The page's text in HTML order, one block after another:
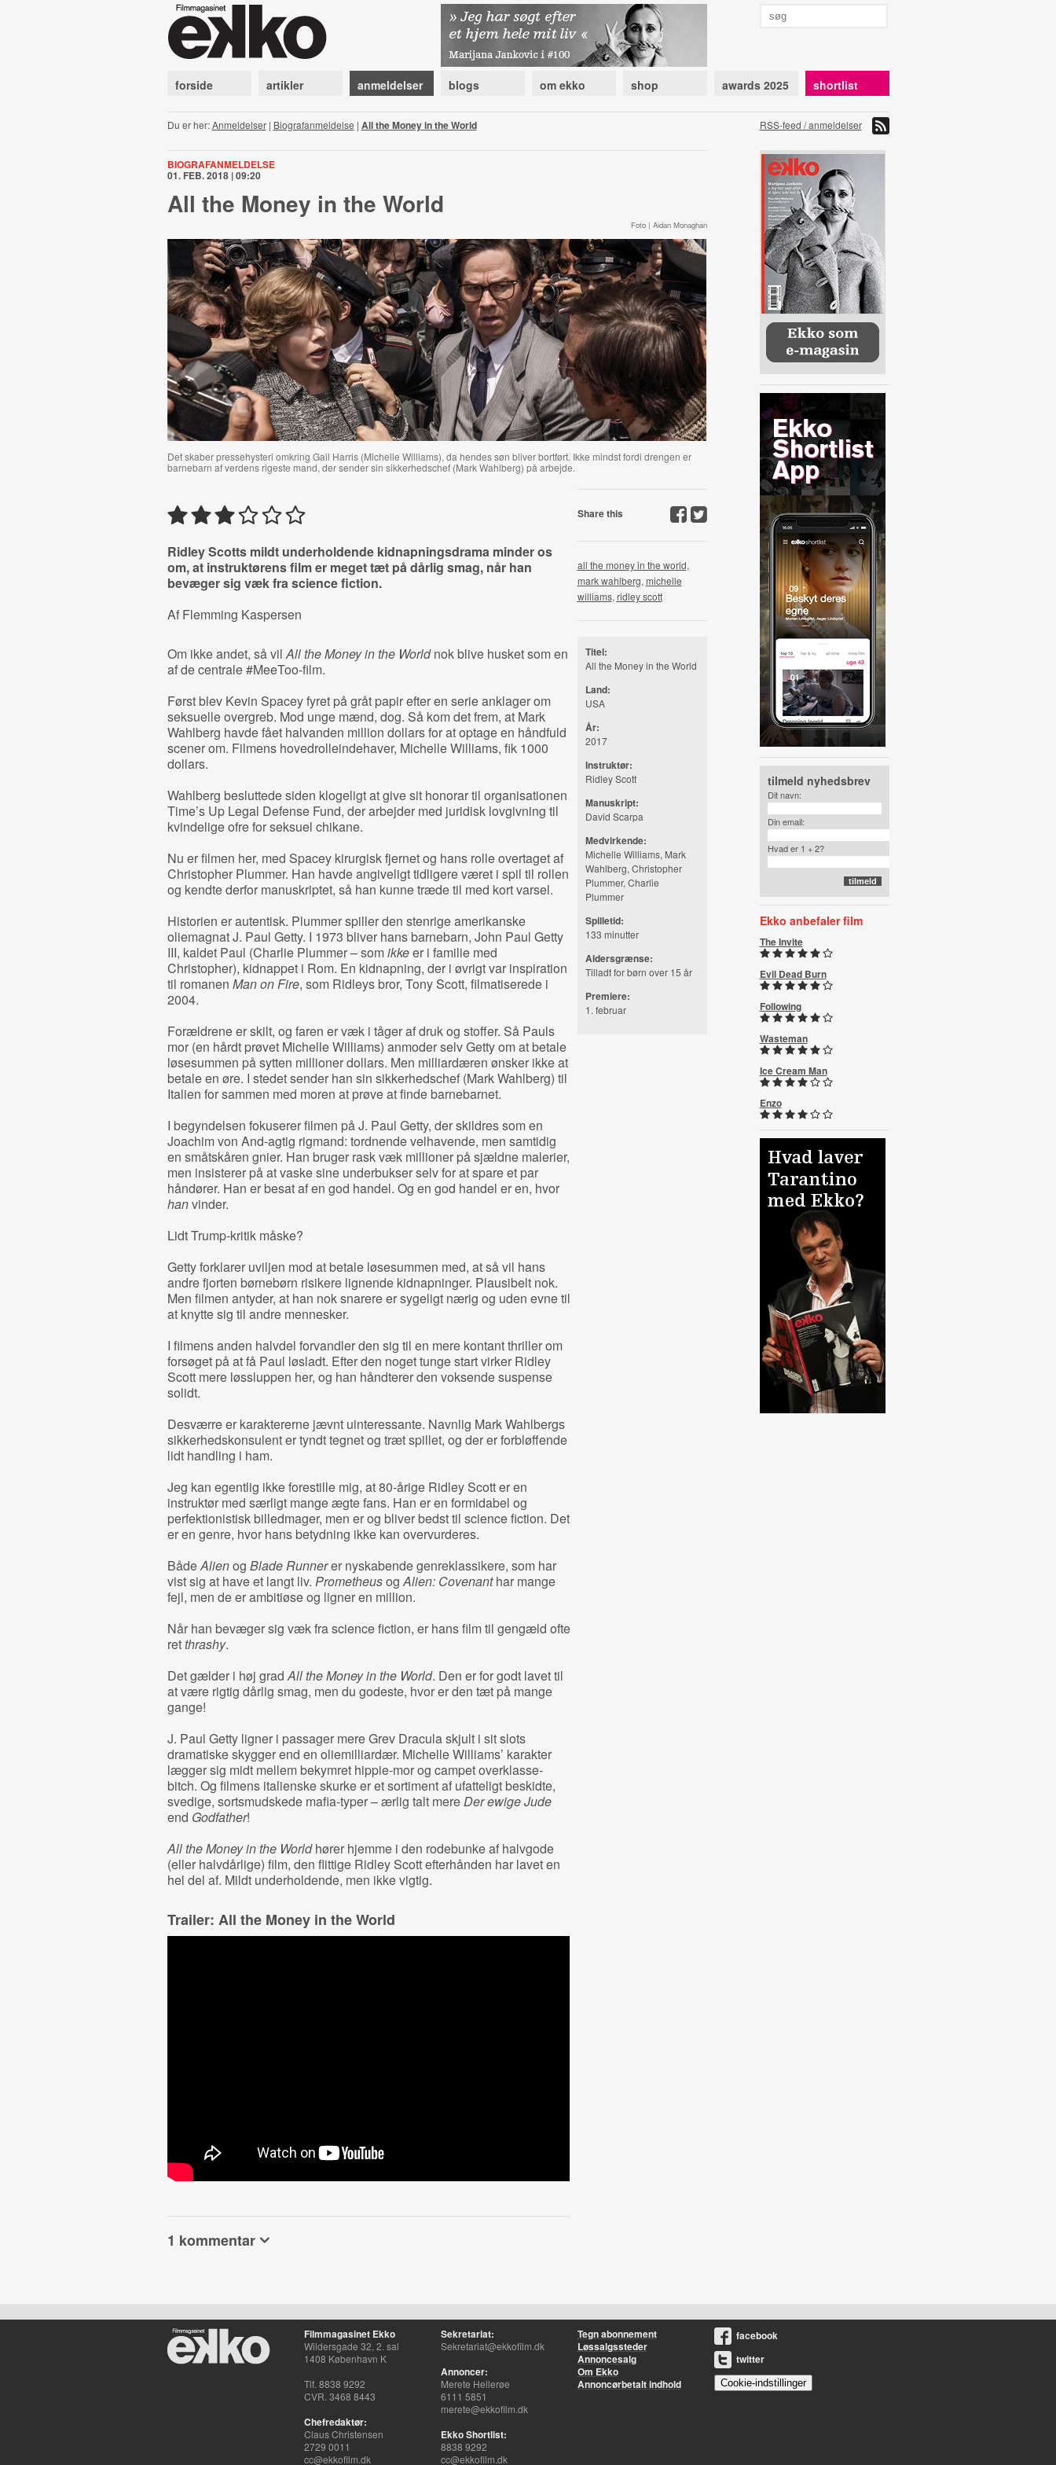
forside artikler anmeldelser blogs om ekko shop awards 2025 shortlist
Du er her:Anmeldelser| Biografanmeldelse | All the Money in the World RSS-feed / anmeldelser
BIOGRAFANMELDELSE
01. FEB. 2018 | 09:20
All the Money in the World
Foto | Aidan Monaghan
Det skaber pressehysteri omkring Gail Harris (Michelle Williams), da hendes søn bliver bortført. Ikke mindst fordi drengen er
barnebarn af verdens rigeste mand, der sender sin sikkerhedschef (Mark Wahlberg) på arbejde.
Ridley Scotts mildt underholdende kidnapningsdrama minder os
om, at instruktørens film er meget tæt på dårlig smag, når han
bevæger sig væk fra science fiction.
Af Flemming Kaspersen
Om ikke andet, så vilAll the Money in the Worldnok blive husket som en
af de centrale #MeeToo-film.
Først blev Kevin Spacey fyret på gråt papir efter en serie anklager om
seksuelle overgreb. Mod unge mænd, dog. Så kom det frem, at Mark
Wahlberg havde fået halvanden million dollars for at optage en håndfuld
scener om. Filmens hovedrolleindehaver, Michelle Williams, fik 1000
dollars.
Wahlberg besluttede siden klogeligt at give sit honorar til organisationen
Time’s Up Legal Defense Fund, der arbejder med juridisk lovgivning til
kvindelige ofre for seksuel chikane.
Nu er filmen her, med Spacey kirurgisk fjernet og hans rolle overtaget af
Christopher Plummer. Han havde angiveligt tidligere været i spil til rollen
og kendte derfor manuskriptet, så han kunne træde til med kort varsel.
Historien er autentisk. Plummer spiller den stenrige amerikanske
oliemagnat J. Paul Getty. I 1973 bliver hans barnebarn, John Paul Getty
III, kaldet Paul (Charlie Plummer – somikkeer i familie med
Christopher), kidnappet i Rom. En kidnapning, der i øvrigt var inspiration
til romanen Man on Fire, som Ridleys bror, Tony Scott, filmatiserede i
2004.
Forældrene er skilt, og faren er væk i tåger af druk og stoffer. Så Pauls
mor (en hårdt prøvet Michelle Williams) anmoder selv Getty om at betale
løsesummen på sytten millioner dollars. Men milliardæren ønsker ikke at
betale en øre. I stedet sender han sin sikkerhedschef (Mark Wahlberg) til
Italien for sammen med moren at prøve at finde barnebarnet.
I begyndelsen fokuserer filmen på J. Paul Getty, der skildres som en
Joachim von And-agtig rigmand: tordnende velhavende, men samtidig
en småtskåren gnier. Han bruger rask væk millioner på sjældne malerier,
men insisterer på at vaske sine underbukser selv for at spare et par
håndører. Han er besat af en god handel. Og en god handel er en, hvor
hanvinder.
Lidt Trump-kritik måske?
Getty forklarer uviljen mod at betale løsesummen med, at så vil hans
andre fjorten børnebørn risikere lignende kidnapninger. Plausibelt nok.
Men filmen antyder, at han nok snarere er sygeligt nærig og uden evne til
at knytte sig til andre mennesker.
I filmens anden halvdel forvandler den sig til en mere kontant thriller om
forsøget på at få Paul løsladt. Efter den noget tunge start virker Ridley
Scott mere løssluppen her, og han håndterer den voksende suspense
solidt.
Desværre er karaktererne jævnt uinteressante. Navnlig Mark Wahlbergs
sikkerhedskonsulent er tyndt tegnet og træt spillet, og der er forbløffende
lidt handling i ham.
Jeg kan egentlig ikke forestille mig, at 80-årige Ridley Scott er en
instruktør med særligt mange ægte fans. Han er en formidabel og
perfektionistisk billedmager, men er og bliver bedst til science fiction. Det
er en genre, hvor hans betydning ikke kan overvurderes.
BådeAlienog Blade Runnerer nyskabende genreklassikere, som har
vist sig at have et langt liv. PrometheusogAlien: Covenanthar mange
fejl, men de er ambitiøse og ligner en million.
Når han bevæger sig væk fra science fiction, er hans film til gengæld ofte
retthrashy.
Det gælder i høj gradAll the Money in the World. Den er for godt lavet til
at være rigtig dårlig smag, men du godeste, hvor er den tæt på mange
gange!
J. Paul Getty ligner i passager mere Grev Dracula skjult i sit slots
dramatiske skygger end en oliemilliardær. Michelle Williams’ karakter
lægger sig midt mellem bekymret hippie-mor og campet overklasse-
bitch. Og filmens italienske skurke er et sortiment af ufatteligt beskidte,
svedige, sortsmudskede mafia-typer – ærlig talt mereDer ewige Jude
end Godfather!
All the Money in the Worldhører hjemme i den rodebunke af halvgode
(eller halvdårlige) film, den flittige Ridley Scott efterhånden har lavet en
hel del af. Mildt underholdende, men ikke vigtig.
Trailer: All the Money in the World
1 kommentar
Share this
all the money in the world,
mark wahlberg, michelle
williams, ridley scott
Titel:
All the Money in the World
Land:
USA
År:
2017
Instruktør:
Ridley Scott
Manuskript:
David Scarpa
Medvirkende:
Michelle Williams, Mark
Wahlberg, Christopher
Plummer, Charlie
Plummer
Spilletid:
133 minutter
Aldersgrænse:
Tilladt for børn over 15 år
Premiere:
1. februar
tilmeld nyhedsbrev
Dit navn:
Din email:
Hvad er 1 + 2?
Ekko anbefaler film
The Invite
Evil Dead Burn
Following
Wasteman
Ice Cream Man
Enzo
Filmmagasinet Ekko
Wildersgade 32, 2. sal
1408 København K
Tlf. 8838 9292
CVR. 3468 8443
Chefredaktør:
Claus Christensen
2729 0011
cc@ekkofilm.dk
Sekretariat:
Sekretariat@ekkofilm.dk
Annoncer:
Merete Hellerøe
6111 5851
merete@ekkofilm.dk
Ekko Shortlist:
8838 9292
cc@ekkofilm.dk
Tegn abonnement
Løssalgssteder
Annoncesalg
Om Ekko
Annoncørbetalt indhold
facebook
twitter
Cookie-indstillinger